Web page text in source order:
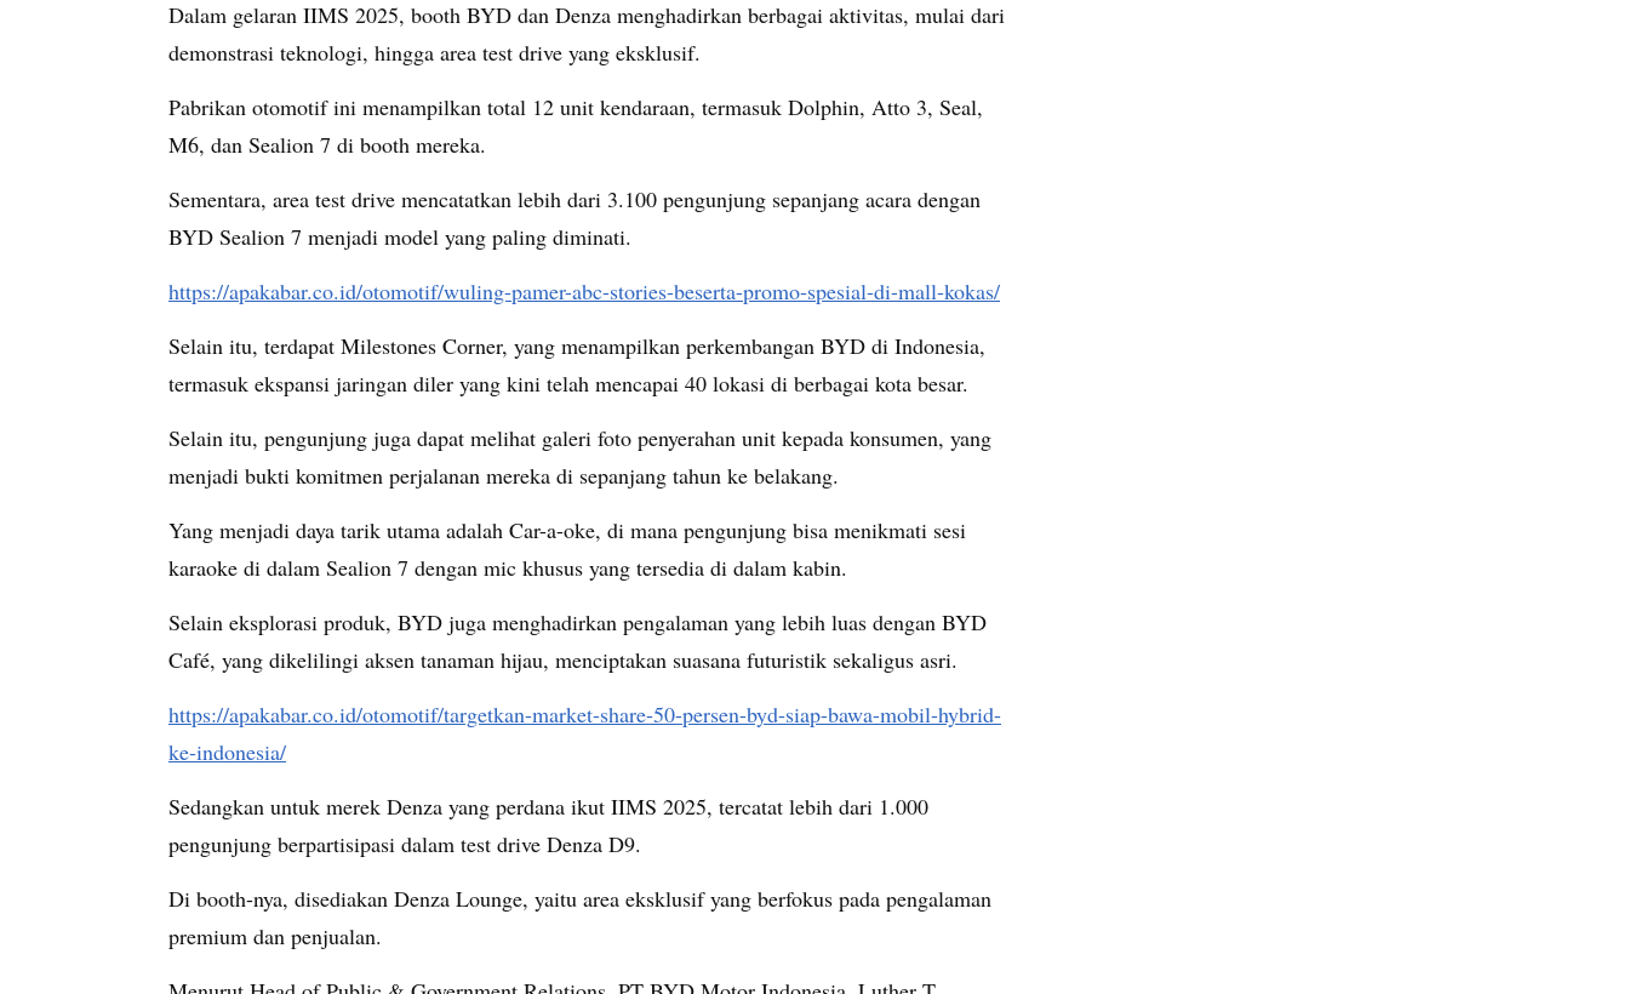
Dalam gelaran IIMS 2025, booth BYD dan Denza menghadirkan berbagai aktivitas, mulai dari
demonstrasi teknologi, hingga area test drive yang eksklusif.
Pabrikan otomotif ini menampilkan total 12 unit kendaraan, termasuk Dolphin, Atto 3, Seal,
M6, dan Sealion 7 di booth mereka.
Sementara, area test drive mencatatkan lebih dari 3.100 pengunjung sepanjang acara dengan
BYD Sealion 7 menjadi model yang paling diminati.
https://apakabar.co.id/otomotif/wuling-pamer-abc-stories-beserta-promo-spesial-di-mall-kokas/
Selain itu, terdapat Milestones Corner, yang menampilkan perkembangan BYD di Indonesia,
termasuk ekspansi jaringan diler yang kini telah mencapai 40 lokasi di berbagai kota besar.
Selain itu, pengunjung juga dapat melihat galeri foto penyerahan unit kepada konsumen, yang
menjadi bukti komitmen perjalanan mereka di sepanjang tahun ke belakang.
Yang menjadi daya tarik utama adalah Car-a-oke, di mana pengunjung bisa menikmati sesi
karaoke di dalam Sealion 7 dengan mic khusus yang tersedia di dalam kabin.
Selain eksplorasi produk, BYD juga menghadirkan pengalaman yang lebih luas dengan BYD
Café, yang dikelilingi aksen tanaman hijau, menciptakan suasana futuristik sekaligus asri.
https://apakabar.co.id/otomotif/targetkan-market-share-50-persen-byd-siap-bawa-mobil-hybrid-
ke-indonesia/
Sedangkan untuk merek Denza yang perdana ikut IIMS 2025, tercatat lebih dari 1.000
pengunjung berpartisipasi dalam test drive Denza D9.
Di booth-nya, disediakan Denza Lounge, yaitu area eksklusif yang berfokus pada pengalaman
premium dan penjualan.